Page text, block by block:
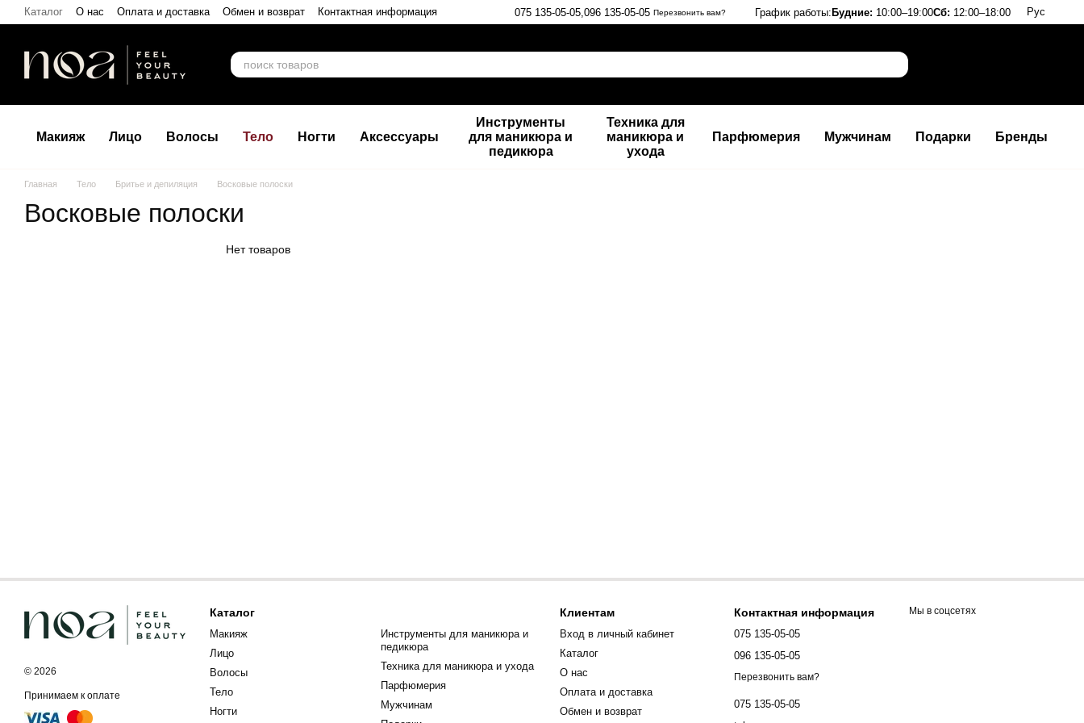
Перейти к основному контенту
Каталог О нас Оплата и доставка Обмен и возврат Контактная информация 075 135-05-05, 096 135-05-05 Перезвонить вам? График работы:Будние: 10:00–19:00Сб: 12:00–18:00 Рус
Макияж Лицо Волосы Тело Ногти Аксессуары
Инструменты
для маникюра и
педикюра
Техника для
маникюра и
ухода
Парфюмерия Мужчинам Подарки Бренды
Главная Тело Бритье и депиляция Восковые полоски
Восковые полоски
Нет товаров
© 2026
Принимаем к оплате
Каталог
Макияж
Лицо
Волосы
Тело
Ногти
Инструменты для маникюра и
педикюра
Техника для маникюра и ухода
Парфюмерия
Мужчинам
Клиентам
Вход в личный кабинет
Каталог
О нас
Оплата и доставка
Обмен и возврат
Контактная информация
075 135-05-05
096 135-05-05
Перезвонить вам?
075 135-05-05
Мы в соцсетях